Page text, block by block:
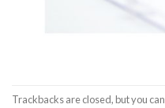
Trackbacks are closed, but you can